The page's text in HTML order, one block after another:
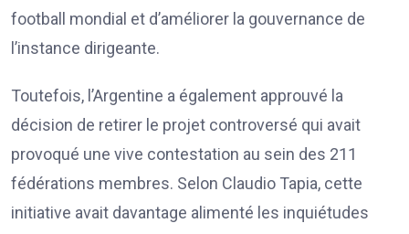
football mondial et d’améliorer la gouvernance de
l’instance dirigeante.
Toutefois, l’Argentine a également approuvé la
décision de retirer le projet controversé qui avait
provoqué une vive contestation au sein des 211
fédérations membres. Selon Claudio Tapia, cette
initiative avait davantage alimenté les inquiétudes